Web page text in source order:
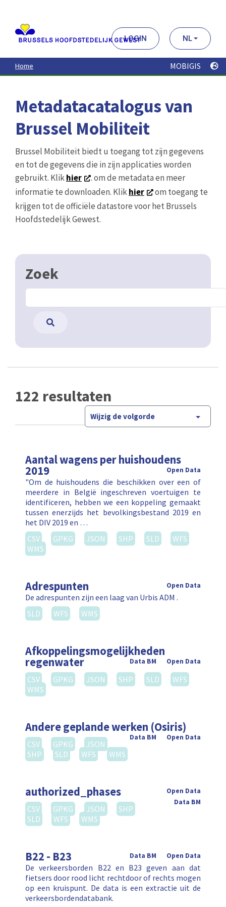
contenu
principal
LOGIN NL
Home MOBIGIS
Metadatacatalogus van
Brussel Mobiliteit
Brussel Mobiliteit biedt u toegang tot zijn gegevens
en tot de gegevens die in zijn applicaties worden
gebruikt. Klikhier
. om de metadata en meer
informatie te downloaden. Klikhier
om toegang te
krijgen tot de officiële datastore voor het Brussels
Hoofdstedelijk Gewest.
Zoek
122 resultaten
Wijzig de volgorde
Aantal wagens per huishoudens
2019 Open Data
"Om de huishoudens die beschikken over een of
meerdere in België ingeschreven voertuigen te
identificeren, hebben we een koppeling gemaakt
tussen enerzijds het bevolkingsbestand 2019 en
het DIV 2019 en …
CSV
GPKG JSON SHP SLD
WFS
WMS
Adrespunten Open Data
De adrespunten zijn een laag van Urbis ADM .
SLD
WFS WMS
Afkoppelingsmogelijkheden
regenwater Open Data
Data BM
CSV GPKG JSON SHP SLD
WFS
WMS
Andere geplande werken (Osiris)
Open Data
Data BM
CSV GPKG
JSON
SHP
SLD WFS WMS
authorized_phases
Open Data
Data BM
CSV GPKG JSON
SHP
SLD
WFS WMS
B22 - B23 Open Data
Data BM
De verkeersborden B22 en B23 geven aan dat
fietsers door rood licht rechtdoor of rechts mogen
op een kruispunt. De data is een extractie uit de
verkeersbordendatabank.